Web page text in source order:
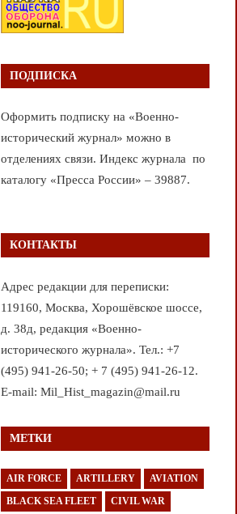
ПОДПИСКА
Оформить подписку на «Военно-
исторический журнал» можно в
отделениях связи. Индекс журнала по
каталогу «Пресса России» – 39887.
КОНТАКТЫ
Адрес редакции для переписки:
119160, Москва, Хорошёвское шоссе,
д. 38д, редакция «Военно-
исторического журнала». Тел.: +7
(495) 941-26-50; + 7 (495) 941-26-12.
E-mail: Mil_Hist_magazin@mail.ru
МЕТКИ
AIR FORCE ARTILLERY AVIATION
BLACK SEA FLEET CIVIL WAR